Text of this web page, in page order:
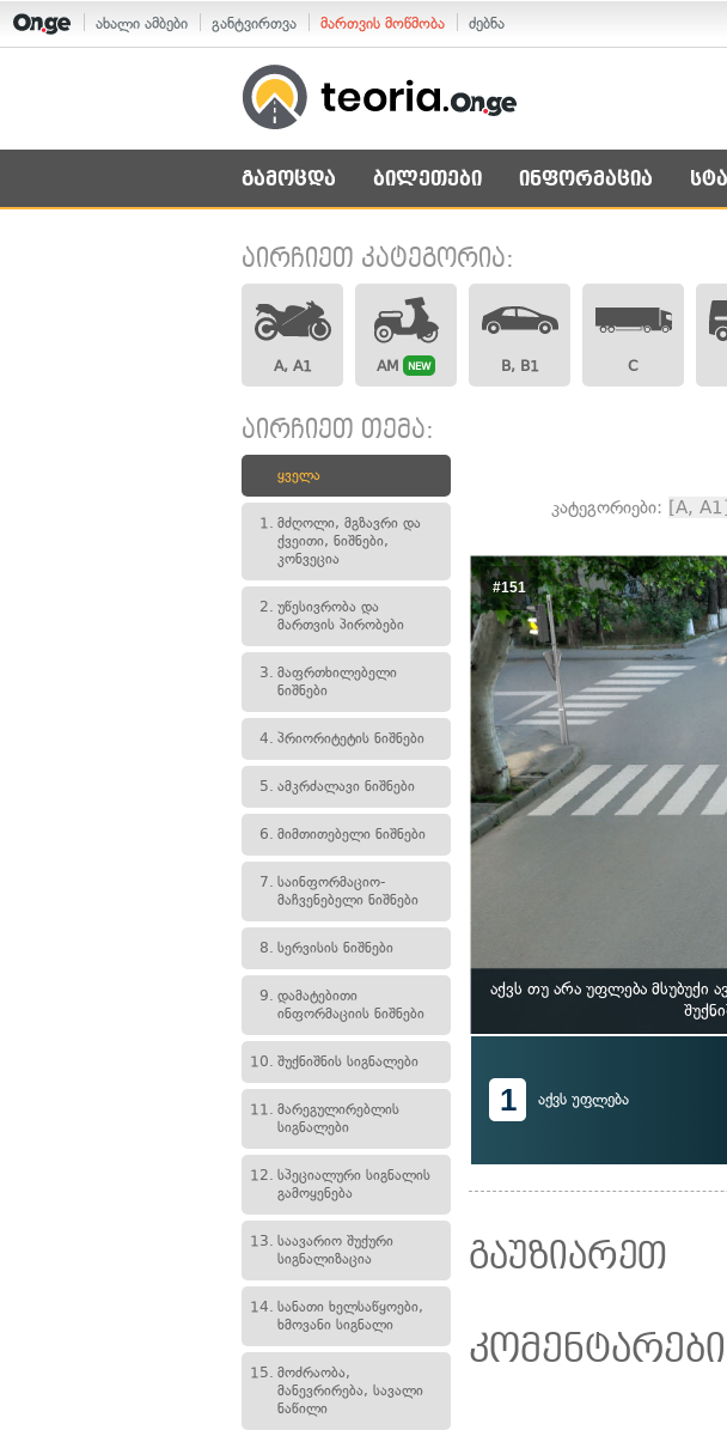
ახალი ამბები განტვირთვა მართვის მოწმობა ძებნა
გამოცდა ბილეთები ინფორმაცია
აირჩიეთ კატეგორია:
A, A1 AM NEW B, B1 C
აირჩიეთ თემა:
ყველა
1. მძღოლი, მგზავრი და
ქვეითი, ნიშნები,
კონვეცია
2. უწესივრობა და
მართვის პირობები
3. მაფრთხილებელი
ნიშნები
4. პრიორიტეტის ნიშნები
5. ამკრძალავი ნიშნები
6. მიმთითებელი ნიშნები
7. საინფორმაციო-
მაჩვენებელი ნიშნები
8. სერვისის ნიშნები
9. დამატებითი
ინფორმაციის ნიშნები
10. შუქნიშნის სიგნალები
11. მარეგულირებლის
სიგნალები
12. სპეციალური სიგნალის
გამოყენება
13. საავარიო შუქური
სიგნალიზაცია
14. სანათი ხელსაწყოები,
ხმოვანი სიგნალი
15. მოძრაობა,
მანევრირება, სავალი
ნაწილი
კატეგორიები: [A,
#151
აქვს თუ არა უფლება
1 აქვს უფლება
გაუზიარეთ
კომენტარები